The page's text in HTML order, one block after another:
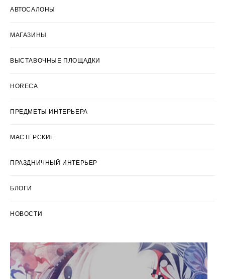
АВТОСАЛОНЫ
МАГАЗИНЫ
ВЫСТАВОЧНЫЕ ПЛОЩАДКИ
HORECA
ПРЕДМЕТЫ ИНТЕРЬЕРА
МАСТЕРСКИЕ
ПРАЗДНИЧНЫЙ ИНТЕРЬЕР
БЛОГИ
НОВОСТИ